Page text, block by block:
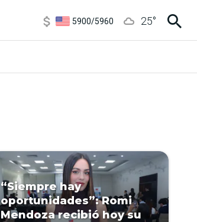
5900/5960
25°
“Siempre hay
oportunidades”: Romi
Mendoza recibió hoy su